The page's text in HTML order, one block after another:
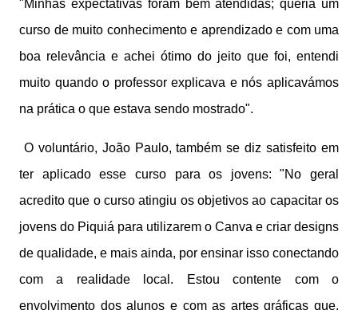
"Minhas expectativas foram bem atendidas; queria um
curso de muito conhecimento e aprendizado e com uma
boa relevância e achei ótimo do jeito que foi, entendi
muito quando o professor explicava e nós aplicavámos
na prática o que estava sendo mostrado".
O voluntário, João Paulo, também se diz satisfeito em
ter aplicado esse curso para os jovens: "No geral
acredito que o curso atingiu os objetivos ao capacitar os
jovens do Piquiá para utilizarem o Canva e criar designs
de qualidade, e mais ainda, por ensinar isso conectando
com a realidade local. Estou contente com o
envolvimento dos alunos e com as artes gráficas que,